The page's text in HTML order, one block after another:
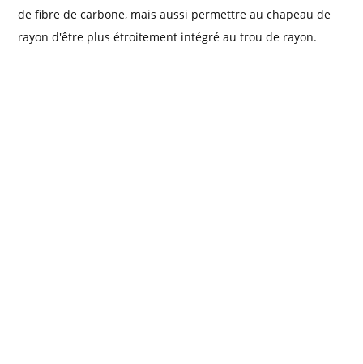
de fibre de carbone, mais aussi permettre au chapeau de
rayon d'être plus étroitement intégré au trou de rayon.